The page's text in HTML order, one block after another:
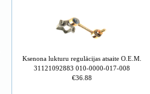
Ksenona lukturu regulācijas atsaite O.E.M.
31121092883 010-0000-017-008
€36.88